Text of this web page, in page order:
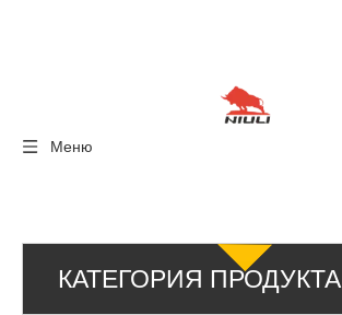
Меню
КАТЕГОРИЯ ПРОДУКТА